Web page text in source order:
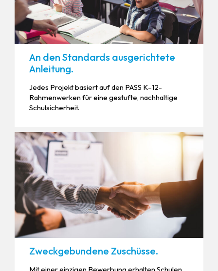
An den Standards ausgerichtete
Anleitung.
Jedes Projekt basiert auf den PASS K–12-
Rahmenwerken für eine gestufte, nachhaltige
Schulsicherheit.
Zweckgebundene Zuschüsse.